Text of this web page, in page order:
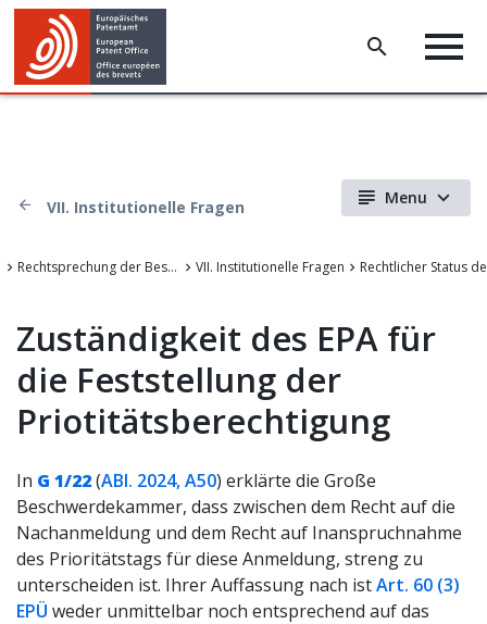
VII. Institutionelle Fragen Menu
Rechtsprechung der Beschwerdekammern des Europäischen Patentamts VII. Institutionelle Fragen
Zuständigkeit des EPA für
die Feststellung der
Priotitätsberechtigung
In G 1/22(ABl. 2024, A50) erklärte die Große
Beschwerdekammer, dass zwischen dem Recht auf die
Nachanmeldung und dem Recht auf Inanspruchnahme
des Prioritätstags für diese Anmeldung, streng zu
unterscheiden ist. Ihrer Auffassung nach istArt. 60 (3)
EPÜ weder unmittelbar noch entsprechend auf das